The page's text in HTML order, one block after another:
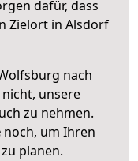
dafür, dass
Zielort in Alsdorf
nach
unsere
zu nehmen.
noch, um Ihren
zu planen.